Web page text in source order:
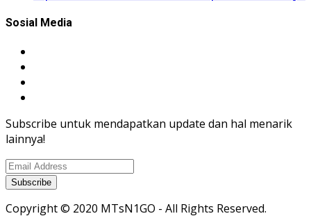
Sosial Media
Subscribe untuk mendapatkan update dan hal menarik
lainnya!
Copyright © 2020 MTsN1GO - All Rights Reserved.